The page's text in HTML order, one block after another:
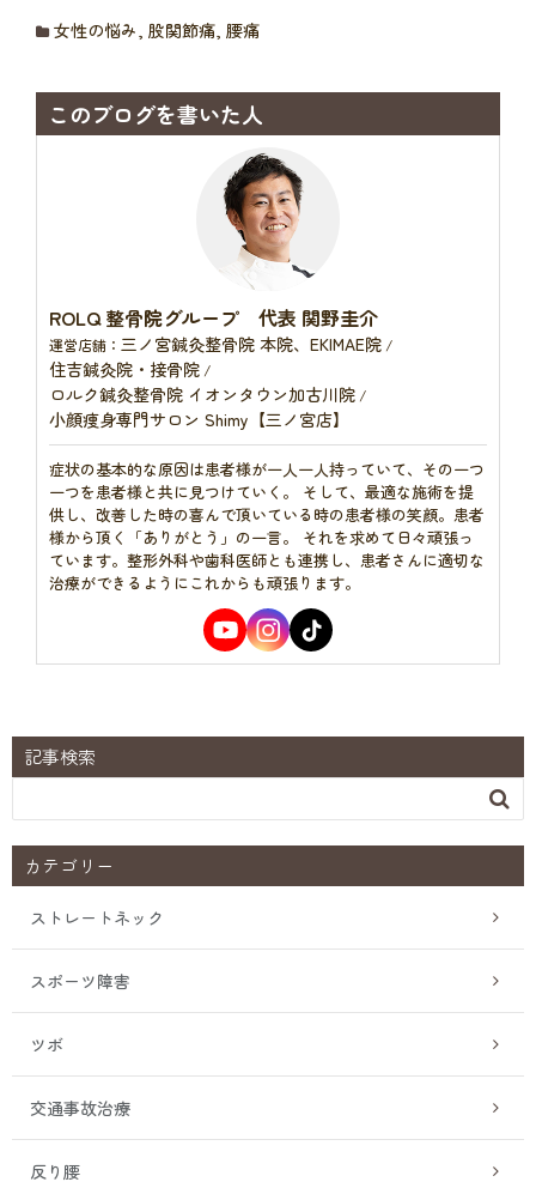
女性の悩み , 股関節痛, 腰痛
このブログを書いた人
ROLQ 整骨院グループ 代表 関野圭介
運営店舗： 三ノ宮鍼灸整骨院 本院、EKIMAE院 /
住吉鍼灸院・接骨院 /
ロルク鍼灸整骨院 イオンタウン加古川院 /
小顔痩身専門サロン Shimy【三ノ宮店】
症状の基本的な原因は患者様が一人一人持っていて、その一つ
一つを患者様と共に見つけていく。 そして、最適な施術を提
供し、改善した時の喜んで頂いている時の患者様の笑顔。患者
様から頂く「ありがとう」の一言。 それを求めて日々頑張っ
ています。整形外科や歯科医師とも連携し、患者さんに適切な
治療ができるようにこれからも頑張ります。
記事検索

カテゴリー
ストレートネック
スポーツ障害
ツボ
交通事故治療
反り腰